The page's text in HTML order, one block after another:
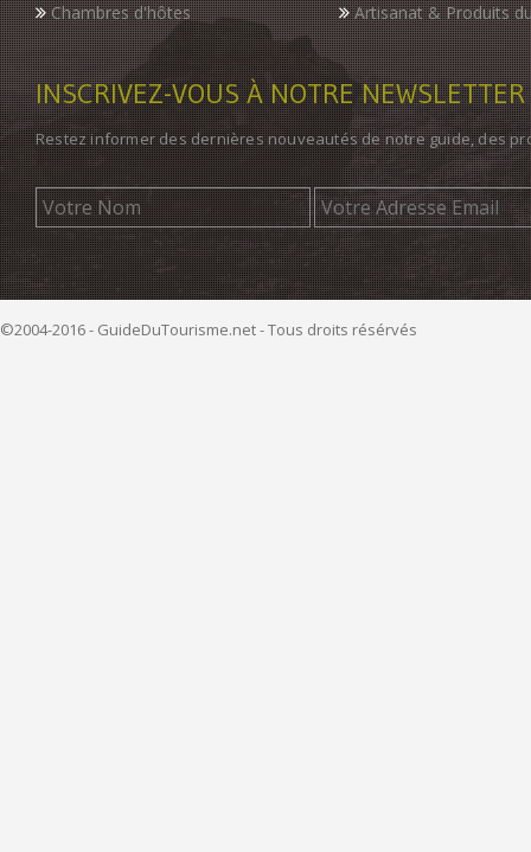
Chambres d'hôtes
Artisanat & Produits
INSCRIVEZ-VOUS À NOTRE NEWSLETTER
Restez informer des dernières nouveautés de notre guide, des
©2004-2016 - GuideDuTourisme.net - Tous droits résérvés